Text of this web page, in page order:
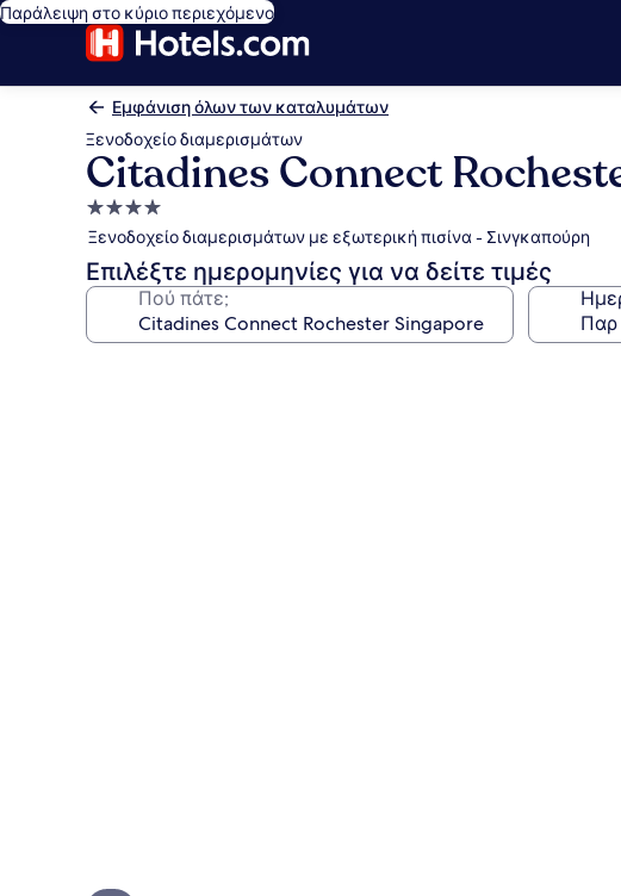
Παράλειψη στο κύριο περιεχόμενο
Εμφάνιση όλων των καταλυμάτων
Ξενοδοχείο διαμερισμάτων
Citadines Connect
Κατάλυμα
με
4.0
αστέρια
Ξενοδοχείο διαμερισμάτων με εξωτερική πισίνα - Σινγκαπούρη
Επιλέξτε ημερομηνίες για να δείτε τιμές
Πού πάτε;